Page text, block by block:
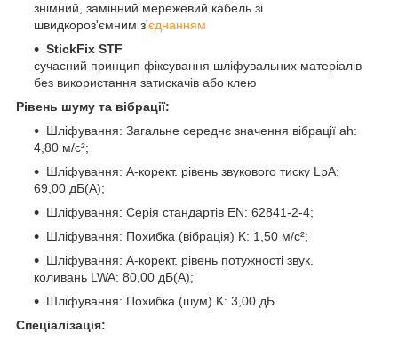
знімний, замінний мережевий кабель зі
швидкороз'ємним з'єднанням
StickFix STF
сучасний принцип фіксування шліфувальних матеріалів
без використання затискачів або клею
Рівень шуму та вібрації:
Шліфування: Загальне середнє значення вібрації ah:
4,80 м/с²;
Шліфування: A-корект. рівень звукового тиску LpA:
69,00 дБ(A);
Шліфування: Серія стандартів EN: 62841-2-4;
Шліфування: Похибка (вібрація) K: 1,50 м/с²;
Шліфування: A-корект. рівень потужності звук.
коливань LWA: 80,00 дБ(A);
Шліфування: Похибка (шум) K: 3,00 дБ.
Спеціалізація: